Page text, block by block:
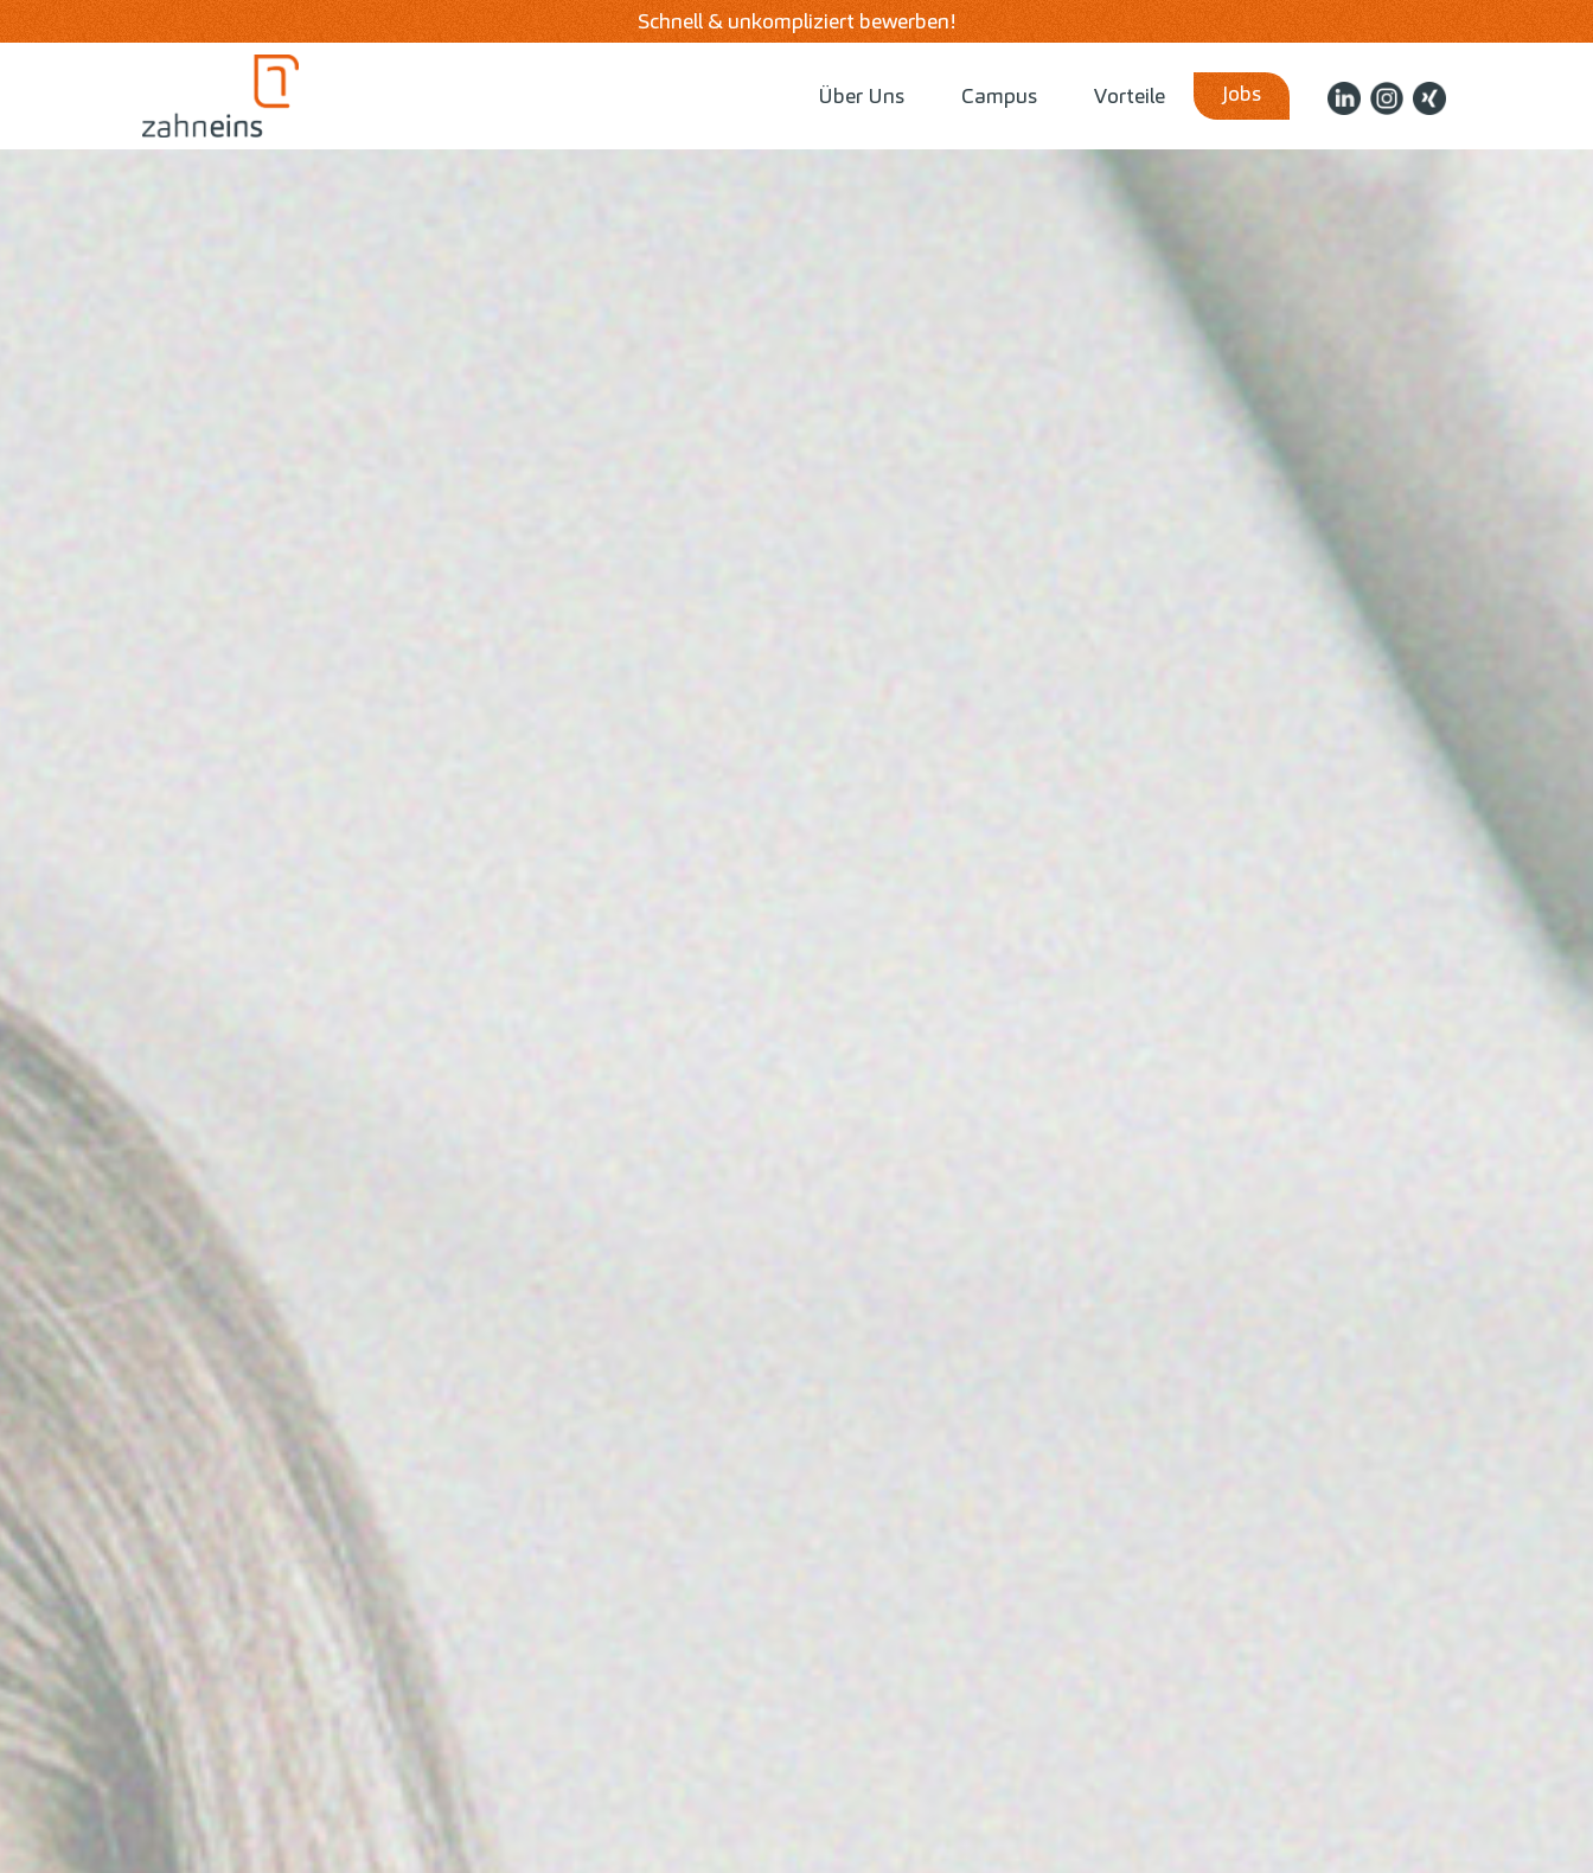
Schnell & unkompliziert bewerben!
Über Uns Campus Vorteile Jobs